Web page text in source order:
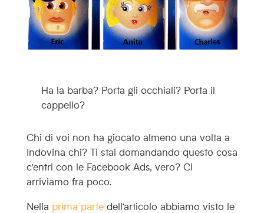
Ha la barba? Porta gli occhiali? Porta il
cappello?
Chi di voi non ha giocato almeno una volta a
Indovina chi? Ti stai domandando questo cosa
c’entri con le Facebook Ads, vero? Ci
arriviamo fra poco.
Nella prima partedell’articolo abbiamo visto le